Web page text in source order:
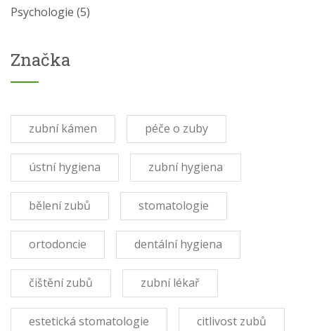
Psychologie (5)
Značka
zubní kámen péče o zuby
ústní hygiena zubní hygiena
bělení zubů stomatologie
ortodoncie dentální hygiena
čištění zubů zubní lékař
estetická stomatologie citlivost zubů